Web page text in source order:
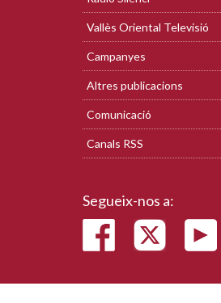
Vallès Oriental Televisió
Campanyes
Altres publicacions
Comunicació
Canals RSS
Segueix-nos a: